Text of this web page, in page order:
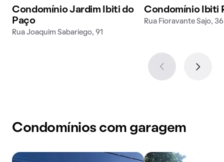
Condomínio Jardim Ibiti do
Paço
Rua Joaquim Sabariego, 91
Condomínio Ibiti
Rua Fioravante Sajo,
Condomínios com garagem